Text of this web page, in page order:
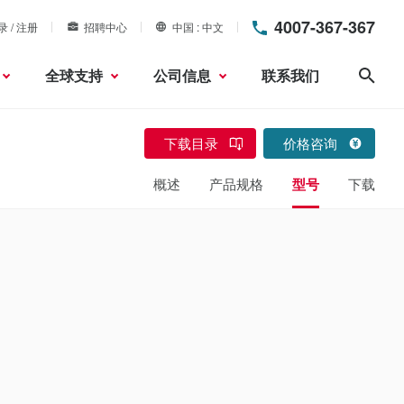
/ 注册 招聘中心 中国 中文 4007-367-367
全球支持 公司信息 联系我们
下载目录 价格咨询
概述 产品规格 型号 下载